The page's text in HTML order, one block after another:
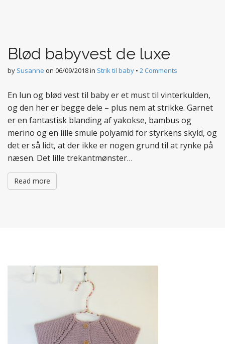
Blød babyvest de luxe
by Susanne on 06/09/2018in Strik til baby • 2 Comments
En lun og blød vest til baby er et must til vinterkulden,
og den her er begge dele – plus nem at strikke. Garnet
er en fantastisk blanding af yakokse, bambus og
merino og en lille smule polyamid for styrkens skyld, og
det er så lidt, at der ikke er nogen grund til at rynke på
næsen. Det lille trekantmønster…
Read more